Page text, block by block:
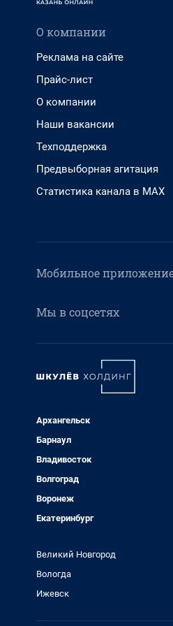
О компании
Реклама на сайте
Прайс-лист
О компании
Наши вакансии
Техподдержка
Предвыборная агитация
Статистика канала в MAX
Мобильное
Мы в соцсетях
Архангельск
Барнаул
Владивосток
Волгоград
Воронеж
Екатеринбург
Великий Новгород
Вологда
Ижевск